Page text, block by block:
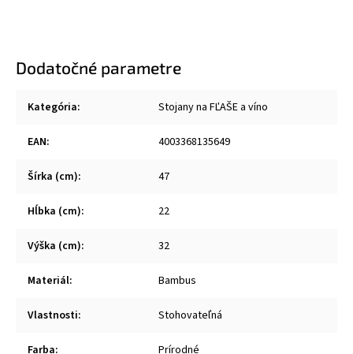
Dodatočné parametre
Kategória: Stojany na FĽAŠE a víno
EAN: 4003368135649
Šírka (cm): 47
Hĺbka (cm): 22
Výška (cm): 32
Materiál: Bambus
Vlastnosti: Stohovateľná
Farba: Prírodné